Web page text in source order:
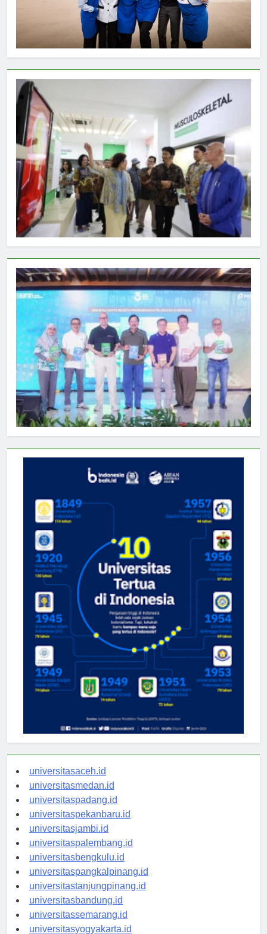
universitasaceh.id
universitasmedan.id
universitaspadang.id
universitaspekanbaru.id
universitasjambi.id
universitaspalembang.id
universitasbengkulu.id
universitaspangkalpinang.id
universitastanjungpinang.id
universitasbandung.id
universitassemarang.id
universitasyogyakarta.id